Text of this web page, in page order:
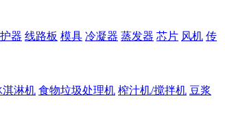
器 线路板 模具 冷凝器 蒸发器 芯片 风机 传
淇淋机 食物垃圾处理机 榨汁机/搅拌机 豆浆